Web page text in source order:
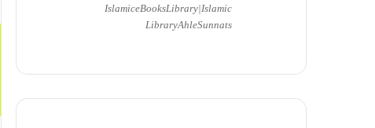
Islamic eBooks Library|Islamic
Library AhleSunnats